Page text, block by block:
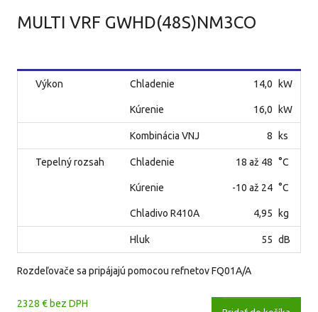
MULTI VRF GWHD(48S)NM3CO
Výkon Chladenie 14,0 kW
Kúrenie 16,0 kW
Kombinácia VNJ 8 ks
Tepelný rozsah Chladenie 18 až 48 °C
Kúrenie -10 až 24 °C
Chladivo R410A 4,95 kg
Hluk 55 dB
Rozdeľovače sa pripájajú pomocou refnetov FQ01A/A
2328 € bez DPH